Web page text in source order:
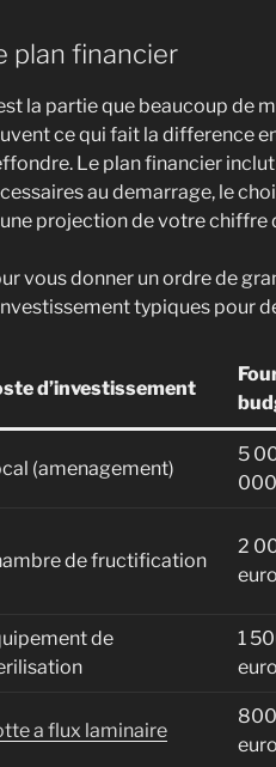
plan financier
la partie que beaucoup de
ce qui fait la difference
Le plan financier
au demarrage, le
projection de votre chiffre
vous donner un ordre de
typiques pour
d’investissement
(amenagement)
5
de fructification
2
de
1
a flux laminaire